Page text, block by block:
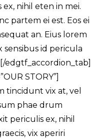
nihil eten in mei.
partem ei est. Eos ei
an. Eius lorem
id pericula
edgtf_accordion_tab]
STORY”]
tincidunt vix at, vel
phae drum
periculis ex, nihil
vix aperiri